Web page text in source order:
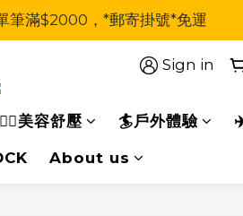
筆滿$2000，*郵寄掛號*免運
Sign in
🧖‍♀美容舒壓 🏄戶外體驗
About us